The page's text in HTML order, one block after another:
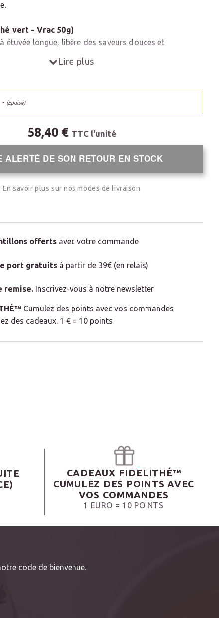
vert - Vrac 50g)
étuvée longue, libère des saveurs douces et
du nord de Taïwan, de type Bao Zhong, d’une
amertume, aux saveurs délicates et
fleurs blanches, comme l’orchidée ou le jasmin.
(thé blanc - Vrac 50g)
délicat. Saveurs onctueuses en bouche
la région de Fujian.
- Vrac 50g)
Vert 330ml
De grande contenance, il conservera votre thé au
aux feuilles de libérer pleinement leurs arômes.
Lire plus
- (Epuisé)
58,40 € TTC l'unité
ALERTÉ DE SON RETOUR EN STOCK
En savoir plus sur nos modes de livraison
offerts avec votre commande
port gratuits à partir de 39€ (en relais)
remise. Inscrivez-vous à notre newsletter
Cumulez des points avec vos commandes
des cadeaux. 1 € = 10 points
CADEAUX FIDELITHÉ™
CUMULEZ DES POINTS AVEC
VOS COMMANDES
1 EURO = 10 POINTS
code de bienvenue.